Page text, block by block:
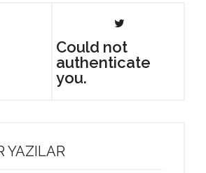
Could not
authenticate
you.
YAZILAR